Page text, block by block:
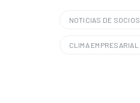
NOTICIAS DE SOCIOS
CLIMA EMPRESARIAL